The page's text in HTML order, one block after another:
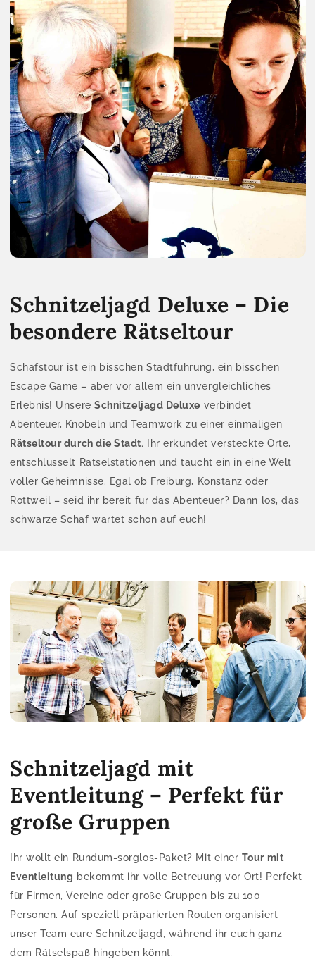
Schnitzeljagd Deluxe – Die
besondere Rätseltour
Schafstour ist ein bisschen Stadtführung, ein bisschen
Escape Game – aber vor allem ein unvergleichliches
Erlebnis! Unsere Schnitzeljagd Deluxe verbindet
Abenteuer, Knobeln und Teamwork zu einer einmaligen
Rätseltour durch die Stadt. Ihr erkundet versteckte Orte,
entschlüsselt Rätselstationen und taucht ein in eine Welt
voller Geheimnisse. Egal ob Freiburg, Konstanz oder
Rottweil – seid ihr bereit für das Abenteuer? Dann los, das
schwarze Schaf wartet schon auf euch!
Schnitzeljagd mit
Eventleitung – Perfekt für
große Gruppen
Ihr wollt ein Rundum-sorglos-Paket? Mit einer Tour mit
Eventleitung bekommt ihr volle Betreuung vor Ort! Perfekt
für Firmen, Vereine oder große Gruppen bis zu 100
Personen. Auf speziell präparierten Routen organisiert
unser Team eure Schnitzeljagd, während ihr euch ganz
dem Rätselspaß hingeben könnt.